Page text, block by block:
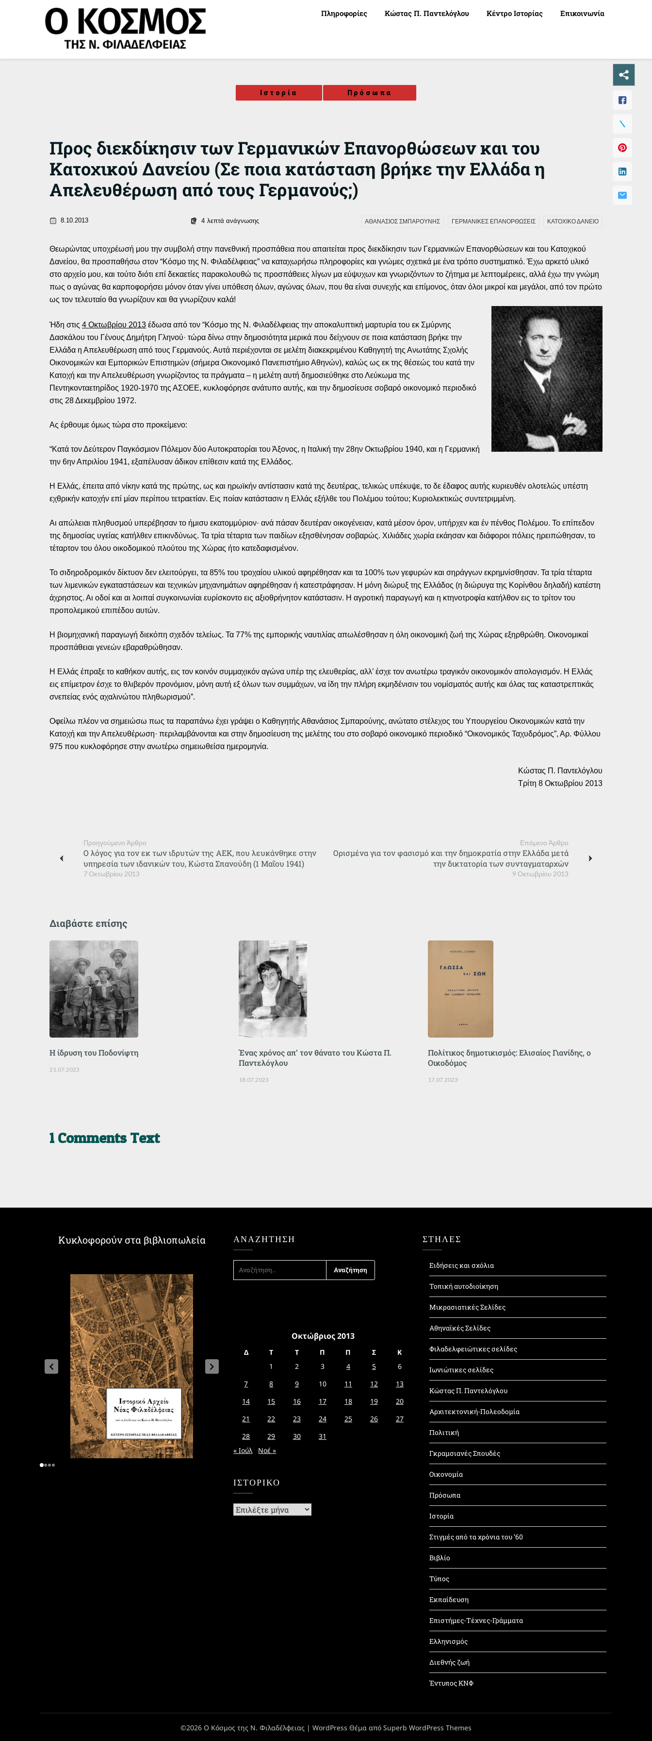
Πληροφορίες Κώστας Π. Παντελόγλου Κέντρο Ιστορίας Επικοινωνία
Ιστορία Πρόσωπα
Προς διεκδίκησιν των Γερμανικών Επανορθώσεων και του
Κατοχικού Δανείου (Σε ποια κατάσταση βρήκε την Ελλάδα η
Απελευθέρωση από τους Γερμανούς;)
8.10.2013 4 λεπτά ανάγνωσης ΑΘΑΝΑΣΙΟΣ ΣΜΠΑΡΟΥΝΗΣ ΓΕΡΜΑΝΙΚΕΣ ΕΠΑΝΟΡΘΩΣΕΙΣ ΚΑΤΟΧΙΚΟ ΔΑΝΕΙΟ
Θεωρώντας υποχρέωσή μου την συμβολή στην πανεθνική προσπάθεια που απαιτείται προς διεκδίκησιν των Γερμανικών Επανορθώσεων και του Κατοχικού
Δανείου, θα προσπαθήσω στον “Κόσμο της Ν. Φιλαδέλφειας” να καταχωρήσω πληροφορίες και γνώμες σχετικά με ένα τρόπο συστηματικό. Έχω αρκετό υλικό
στο αρχείο μου, και τούτο διότι επί δεκαετίες παρακολουθώ τις προσπάθειες λίγων μα εύψυχων και γνωριζόντων το ζήτημα με λεπτομέρειες, αλλά έχω την γνώμη
πως ο αγώνας θα καρποφορήσει μόνον όταν γίνει υπόθεση όλων, αγώνας όλων, που θα είναι συνεχής και επίμονος, όταν όλοι μικροί και μεγάλοι, από τον πρώτο
ως τον τελευταίο θα γνωρίζουν και θα γνωρίζουν καλά!
Ήδη στις 4 Οκτωβρίου 2013 έδωσα από τον “Κόσμο της Ν. Φιλαδέλφειας την αποκαλυπτική μαρτυρία του εκ Σμύρνης
Δασκάλου του Γένους Δημήτρη Γληνού· τώρα δίνω στην δημοσιότητα μερικά που δείχνουν σε ποια κατάσταση βρήκε την
Ελλάδα η Απελευθέρωση από τους Γερμανούς. Αυτά περιέχονται σε μελέτη διακεκριμένου Καθηγητή της Ανωτάτης Σχολής
Οικονομικών και Εμπορικών Επιστημών (σήμερα Οικονομικό Πανεπιστήμιο Αθηνών), καλώς ως εκ της θέσεώς του κατά την
Κατοχή και την Απελευθέρωση γνωρίζοντος τα πράγματα – η μελέτη αυτή δημοσιεύθηκε στο Λεύκωμα της
Πεντηκονταετηρίδος 1920-1970 της ΑΣΟΕΕ, κυκλοφόρησε ανάτυπο αυτής, και την δημοσίευσε σοβαρό οικονομικό περιοδικό
στις 28 Δεκεμβρίου 1972.
Ας έρθουμε όμως τώρα στο προκείμενο:
“Κατά τον Δεύτερον Παγκόσμιον Πόλεμον δύο Αυτοκρατορίαι του Άξονος, η Ιταλική την 28ην Οκτωβρίου 1940, και η Γερμανική
την 6ην Απριλίου 1941, εξαπέλυσαν άδικον επίθεσιν κατά της Ελλάδος.
Η Ελλάς, έπειτα από νίκην κατά της πρώτης, ως και ηρωϊκήν αντίστασιν κατά της δευτέρας, τελικώς υπέκυψε, το δε έδαφος αυτής κυριευθέν ολοτελώς υπέστη
εχθρικήν κατοχήν επί μίαν περίπου τετραετίαν. Εις ποίαν κατάστασιν η Ελλάς εξήλθε του Πολέμου τούτου; Κυριολεκτικώς συντετριμμένη.
Αι απώλειαι πληθυσμού υπερέβησαν το ήμισυ εκατομμύριον· ανά πάσαν δευτέραν οικογένειαν, κατά μέσον όρον, υπήρχεν και έν πένθος Πολέμου. Το επίπεδον
της δημοσίας υγείας κατήλθεν επικινδύνως. Τα τρία τέταρτα των παιδίων εξησθένησαν σοβαρώς. Χιλιάδες χωρία εκάησαν και διάφοροι πόλεις ηρειπώθησαν, το
τέταρτον του όλου οικοδομικού πλούτου της Χώρας ήτο κατεδαφισμένον.
Το σιδηροδρομικόν δίκτυον δεν ελειτούργει, τα 85% του τροχαίου υλικού αφηρέθησαν και τα 100% των γεφυρών και σηράγγων εκρημνίσθησαν. Τα τρία τέταρτα
των λιμενικών εγκαταστάσεων και τεχνικών μηχανημάτων αφηρέθησαν ή κατεστράφησαν. Η μόνη διώρυξ της Ελλάδος (η διώρυγα της Κορίνθου δηλαδή) κατέστη
άχρηστος. Αι οδοί και αι λοιπαί συγκοινωνίαι ευρίσκοντο εις αξιοθρήνητον κατάστασιν. Η αγροτική παραγωγή και η κτηνοτροφία κατήλθον εις το τρίτον του
προπολεμικού επιπέδου αυτών.
Η βιομηχανική παραγωγή διεκόπη σχεδόν τελείως. Τα 77% της εμπορικής ναυτιλίας απωλέσθησαν η όλη οικονομική ζωή της Χώρας εξηρθρώθη. Οικονομικαί
προσπάθειαι γενεών εβαραθρώθησαν.
Η Ελλάς έπραξε το καθήκον αυτής, εις τον κοινόν συμμαχικόν αγώνα υπέρ της ελευθερίας, αλλ’ έσχε τον ανωτέρω τραγικόν οικονομικόν απολογισμόν. Η Ελλάς
εις επίμετρον έσχε το θλιβερόν προνόμιον, μόνη αυτή εξ όλων των συμμάχων, να ίδη την πλήρη εκμηδένισιν του νομίσματός αυτής και όλας τας καταστρεπτικάς
σνεπείας ενός αχαλινώτου πληθωρισμού”.
Οφείλω πλέον να σημειώσω πως τα παραπάνω έχει γράψει ο Καθηγητής Αθανάσιος Σμπαρούνης, ανώτατο στέλεχος του Υπουργείου Οικονομικών κατά την
Κατοχή και την Απελευθέρωση· περιλαμβάνονται και στην δημοσίευση της μελέτης του στο σοβαρό οικονομικό περιοδικό “Οικονομικός Ταχυδρόμος”, Αρ. Φύλλου
975 που κυκλοφόρησε στην ανωτέρω σημειωθείσα ημερομηνία.
Κώστας Π. Παντελόγλου
Τρίτη 8 Οκτωβρίου 2013
Προηγούμενο Άρθρο
7 Οκτωβρίου 2013
Ο λόγος για τον εκ των ιδρυτών της ΑΕΚ, που λευκάνθηκε στην
υπηρεσία των ιδανικών του, Κώστα Σπανούδη (1 Μαΐου 1941)
Επόμενο Άρθρο
9 Οκτωβρίου 2013
Ορισμένα για τον φασισμό και την δημοκρατία στην Ελλάδα μετά
την δικτατορία των συνταγματαρχών
Διαβάστε επίσης
Η ίδρυση του Ποδονίφτη
21.07.2023
Ένας χρόνος απ’ τον θάνατο του Κώστα Π.
Παντελόγλου
18.07.2023
Πολίτικος δημοτικισμός: Ελισαίος Γιανίδης, ο
Οικοδόμος
17.07.2023
1 Comments Text
Κυκλοφορούν στα βιβλιοπωλεία ΑΝΑΖΉΤΗΣΗ
ΓΙΑ:
Οκτώβριος 2013
Δ Τ Τ Π Π Σ
Κ
1
2 3 4 5
6
7
8 9 10 11 12
13
14
15 16 17 18 19
20
21
22 23 24 25 26
27
28
29 30
31
« Ιούλ
Νοέ »
ΙΣΤΟΡΙΚΌ
Ιστορικό
ΣΤΗΛΕΣ
Ειδήσεις και σχόλια
Τοπική αυτοδιοίκηση
Μικρασιατικές Σελίδες
Αθηναϊκές Σελίδες
Φιλαδελφειώτικες σελίδες
Ιωνιώτικες σελίδες
Κώστας Π. Παντελόγλου
Αρχιτεκτονική-Πολεοδομία
Πολιτική
Γκραμσιανές Σπουδές
Οικονομία
Πρόσωπα
Ιστορία
Στιγμές από τα χρόνια του ’60
Βιβλίο
Τύπος
Εκπαίδευση
Επιστήμες-Τέχνες-Γράμματα
Ελληνισμός
Διεθνής ζωή
Έντυπος ΚΝΦ
©2026 Ο Κόσμος της Ν. Φιλαδέλφειας | WordPress Θέμα από Superb WordPress Themes